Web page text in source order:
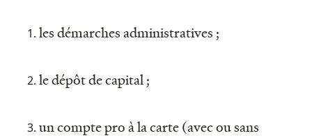
les démarches administratives ;
le dépôt de capital ;
un compte pro à la carte (avec ou sans